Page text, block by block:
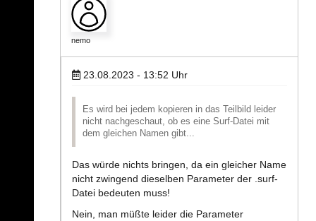
nemo
23.08.2023 - 13:52 Uhr
Es wird bei jedem kopieren in das Teilbild leider
nicht nachgeschaut, ob es eine Surf-Datei mit
dem gleichen Namen gibt...
Das würde nichts bringen, da ein gleicher Name
nicht zwingend dieselben Parameter der .surf-
Datei bedeuten muss!
Nein, man müßte leider die Parameter